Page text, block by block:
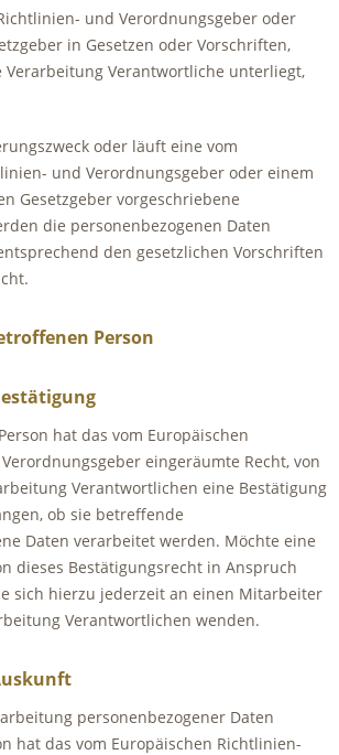
und Verordnungsgeber oder
in Gesetzen oder Vorschriften,
Verantwortliche unterliegt,
oder läuft eine vom
und Verordnungsgeber oder einem
Gesetzgeber vorgeschriebene
die personenbezogenen Daten
den gesetzlichen Vorschriften
Person
hat das vom Europäischen
eingeräumte Recht, von
Verantwortlichen eine Bestätigung
ob sie betreffende
Daten verarbeitet werden. Möchte eine
dieses Bestätigungsrecht in Anspruch
sich hierzu jederzeit an einen Mitarbeiter
Verantwortlichen wenden.
personenbezogener Daten
hat das vom Europäischen Richtlinien-